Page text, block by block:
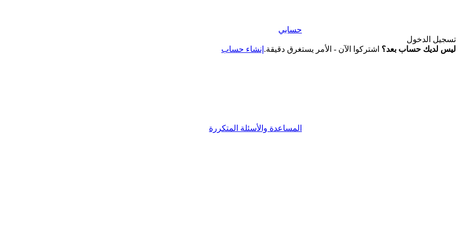
حسابي
تسجيل الدخول
ليس لديك حساب بعد؟ اشتركوا الآن - الأمر يستغرق دقيقة. إنشاء حساب
المساعدة والأسئلة المتكررة